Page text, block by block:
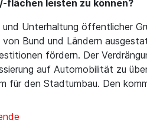
flächen leisten zu können?
Unterhaltung öffentlicher
Bund und Ländern
fördern. Der
auf Automobilität zu
den Stadtumbau. Den